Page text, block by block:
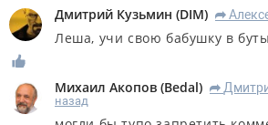
Дмитрий Кузьмин (DIM) R
Леша, учи свою бабушку в
Михаил Акопов (Bedal) R
назад